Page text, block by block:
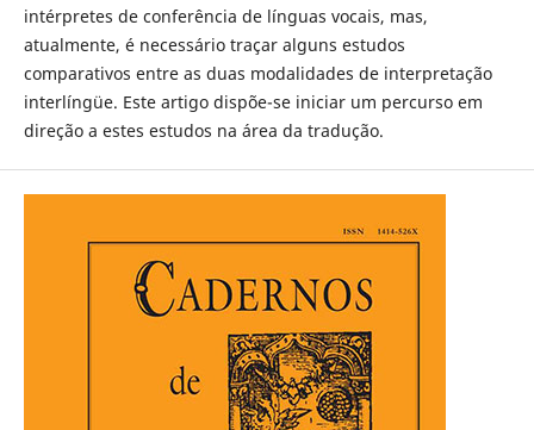
intérpretes de conferência de línguas vocais, mas,
atualmente, é necessário traçar alguns estudos
comparativos entre as duas modalidades de interpretação
interlíngüe. Este artigo dispõe-se iniciar um percurso em
direção a estes estudos na área da tradução.